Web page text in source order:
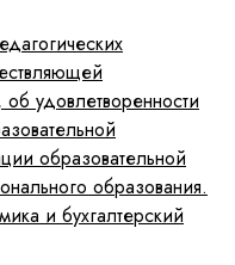
удовлетворенности
образовательной
образования.
и бухгалтерский